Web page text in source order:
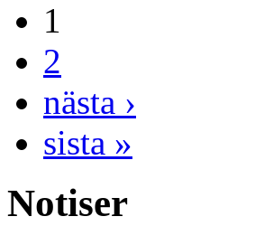
1
2
nästa ›
sista »
Notiser